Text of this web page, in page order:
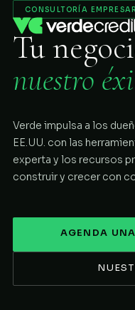
Servicios
Nosotros
Proceso
COMENZAR
CONSULTORÍA
Tu
nuestro
Verde impulsa a los
EE.UU. con las
experta y los recursos
construir y crecer con
AGENDA